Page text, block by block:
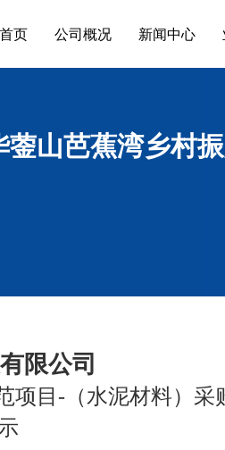
首页 公司概况 新闻中心
山芭蕉湾乡村
限公司
项目 -（水泥材料）采